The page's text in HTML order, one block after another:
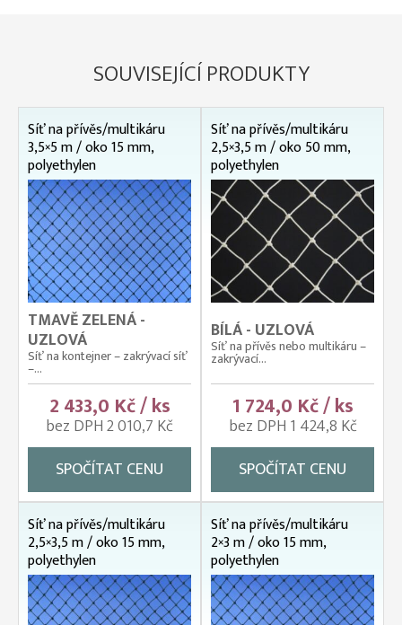
SOUVISEJÍCÍ PRODUKTY
Síť na přívěs/multikáru
3,5×5 m / oko 15 mm,
polyethylen
TMAVĚ ZELENÁ -
UZLOVÁ
Síť na kontejner – zakrývací síť
–...
2 433,0 Kč / ks
bez DPH 2 010,7 Kč
SPOČÍTAT CENU
Síť na přívěs/multikáru
2,5×3,5 m / oko 50 mm,
polyethylen
BÍLÁ - UZLOVÁ
Síť na přívěs nebo multikáru –
zakrývací...
1 724,0 Kč / ks
bez DPH 1 424,8 Kč
SPOČÍTAT CENU
Síť na přívěs/multikáru
2,5×3,5 m / oko 15 mm,
polyethylen
Síť na přívěs/multikáru
2×3 m / oko 15 mm,
polyethylen